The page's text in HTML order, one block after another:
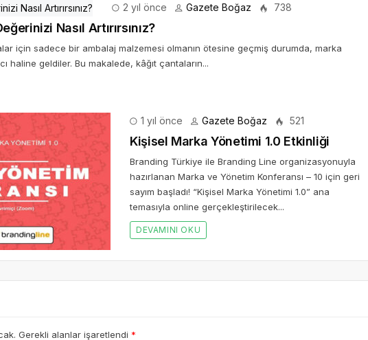
2 yıl önce Gazete Boğaz 738
Nasıl Artırırsınız?
için sadece bir ambalaj malzemesi olmanın ötesine geçmiş durumda, marka
haline geldiler. Bu makalede, kâğıt çantaların...
1 yıl önce Gazete Boğaz 521
Kişisel Marka Yönetimi 1.0 Etkinliği
Branding Türkiye ile Branding Line organizasyonuyla
hazırlanan Marka ve Yönetim Konferansı – 10 için geri
sayım başladı! “Kişisel Marka Yönetimi 1.0” ana
temasıyla online gerçekleştirilecek...
DEVAMINI OKU
Gerekli alanlar işaretlendi *